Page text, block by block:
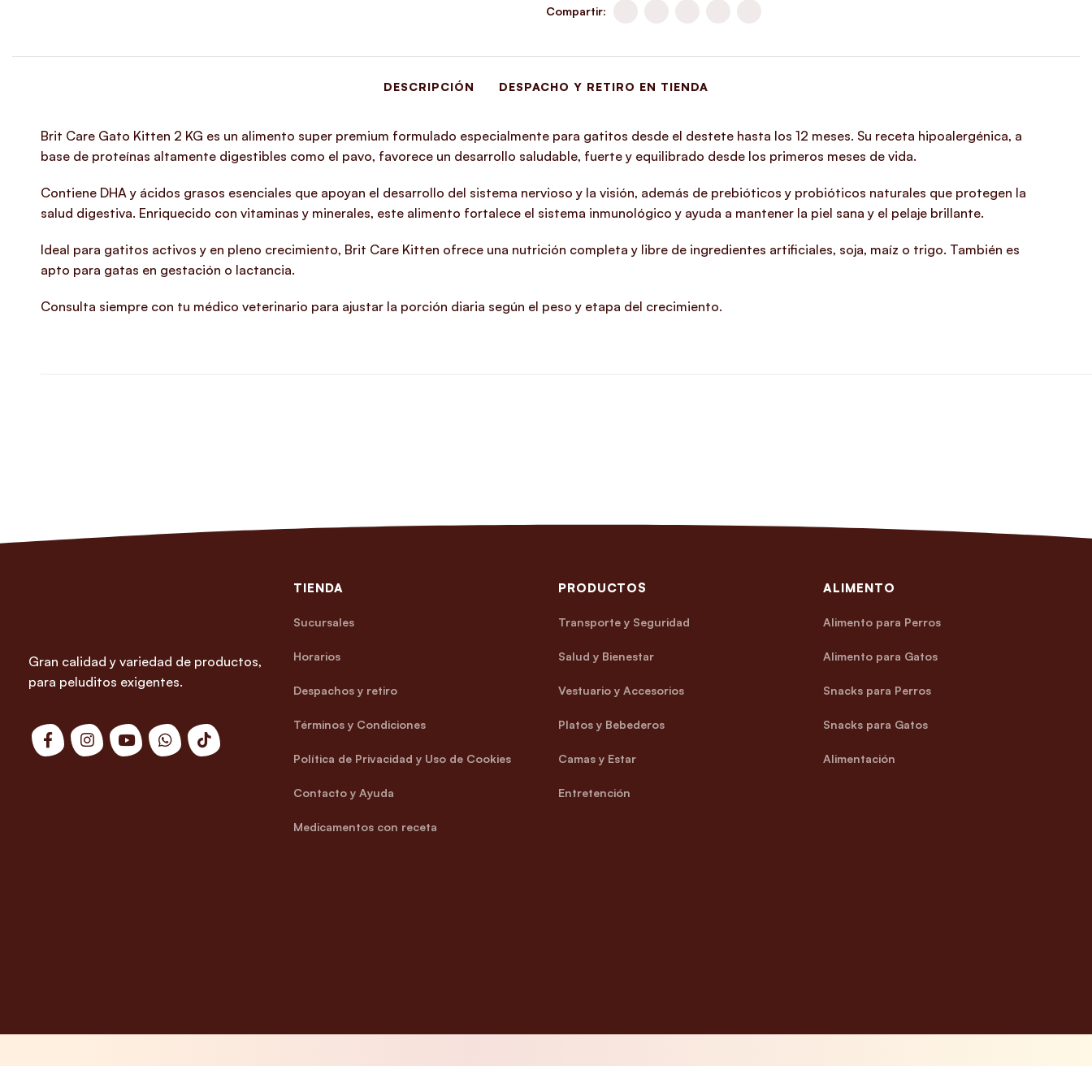
Compartir:
DESCRIPCIÓN DESPACHO Y RETIRO EN TIENDA
Brit Care Gato Kitten 2 KG es un alimento super premium formulado especialmente para gatitos desde el destete hasta los 12 meses. Su receta hipoalergénica, a
base de proteínas altamente digestibles como el pavo, favorece un desarrollo saludable, fuerte y equilibrado desde los primeros meses de vida.
Contiene DHA y ácidos grasos esenciales que apoyan el desarrollo del sistema nervioso y la visión, además de prebióticos y probióticos naturales que protegen la
salud digestiva. Enriquecido con vitaminas y minerales, este alimento fortalece el sistema inmunológico y ayuda a mantener la piel sana y el pelaje brillante.
Ideal para gatitos activos y en pleno crecimiento, Brit Care Kitten ofrece una nutrición completa y libre de ingredientes artificiales, soja, maíz o trigo. También es
apto para gatas en gestación o lactancia.
Consulta siempre con tu médico veterinario para ajustar la porción diaria según el peso y etapa del crecimiento.
Gran calidad y variedad de productos,
para peluditos exigentes.
TIENDA
Sucursales
Horarios
Despachos y retiro
Términos y Condiciones
Política de Privacidad y Uso de Cookies
Contacto y Ayuda
Medicamentos con receta
PRODUCTOS
Transporte y Seguridad
Salud y Bienestar
Vestuario y Accesorios
Platos y Bebederos
Camas y Estar
Entretención
ALIMENTO
Alimento para Perros
Alimento para Gatos
Snacks para Perros
Snacks para Gatos
Alimentación